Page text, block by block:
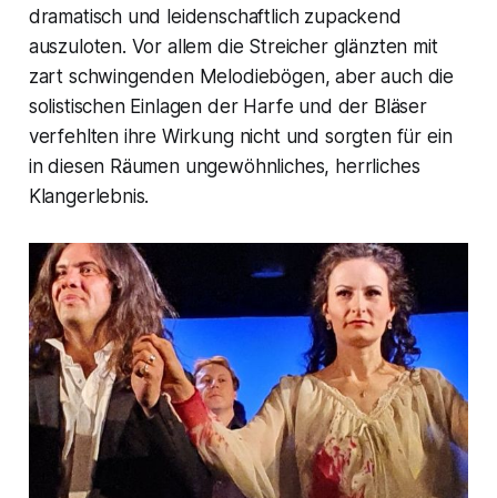
dramatisch und leidenschaftlich zupackend
auszuloten. Vor allem die Streicher glänzten mit
zart schwingenden Melodiebögen, aber auch die
solistischen Einlagen der Harfe und der Bläser
verfehlten ihre Wirkung nicht und sorgten für ein
in diesen Räumen ungewöhnliches, herrliches
Klangerlebnis.